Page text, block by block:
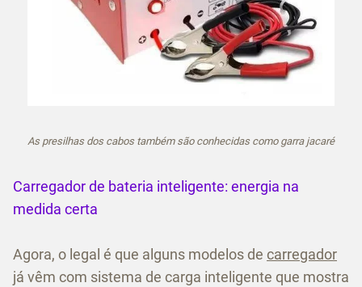
As presilhas dos cabos também são conhecidas como garra jacaré
Carregador de bateria inteligente: energia na
medida certa
Agora, o legal é que alguns modelos de carregador
já vêm com sistema de carga inteligente que mostra